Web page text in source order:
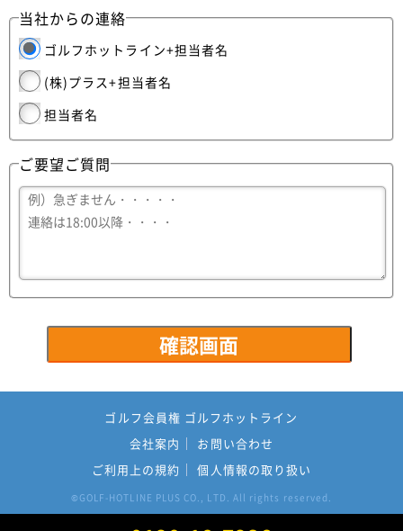
当社からの連絡
ゴルフホットライン+担当者名
(株)プラス+担当者名
担当者名
ご要望ご質問
ゴルフ会員権 ゴルフホットライン
会社案内
お問い合わせ
ご利用上の規約
個人情報の取り扱い
© GOLF-HOTLINE PLUS CO., LTD. All rights reserved.